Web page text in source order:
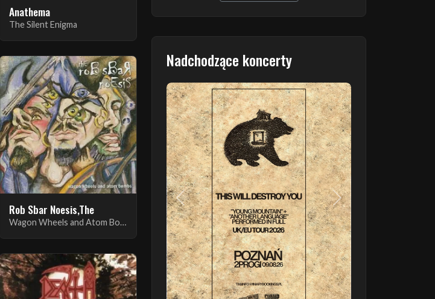
Anathema
The Silent Enigma
Rob Sbar Noesis,The
Wagon Wheels and Atom Bombs
Nadchodzące koncerty
Poprzedni Następny
This Will Destroy You